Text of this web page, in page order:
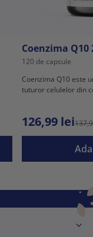
Coenzima Q10
120 de capsule
Coenzima Q10 este
tuturor celulelor din
126,99 lei